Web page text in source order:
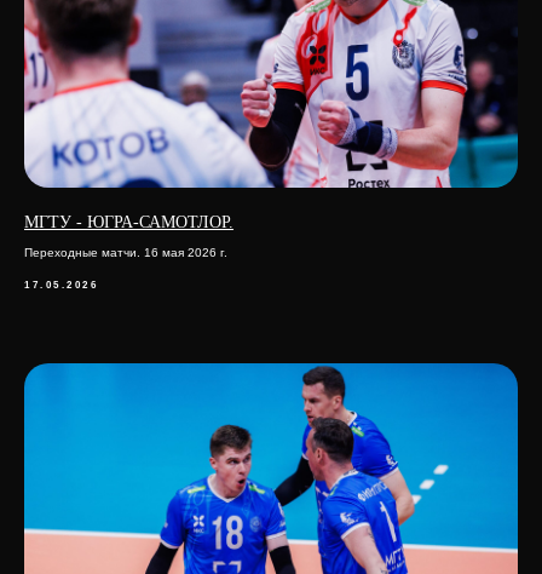
МГТУ - ЮГРА-САМОТЛОР.
Переходные матчи. 16 мая 2026 г.
17.05.2026